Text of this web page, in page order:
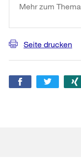
Informationen
Mehr zum Thema
Seite drucken